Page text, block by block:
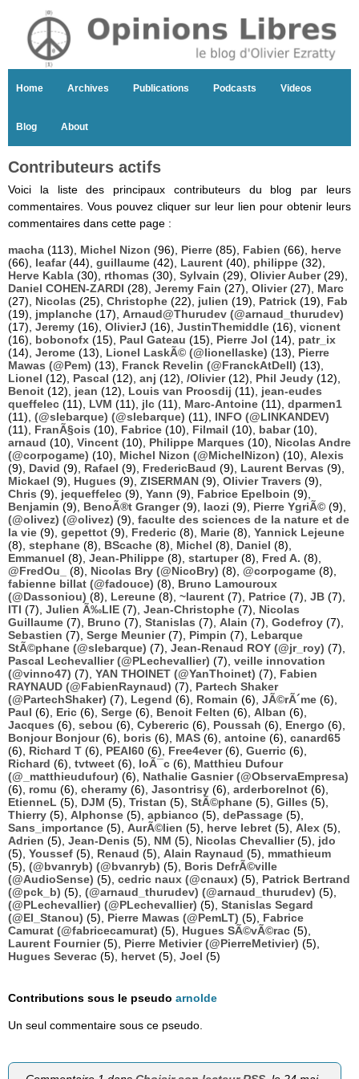
Home Archives Publications Podcasts Videos
Blog About
Contributeurs actifs
Voici la liste des principaux contributeurs du blog par leurs
commentaires. Vous pouvez cliquer sur leur lien pour obtenir leurs
commentaires dans cette page :
macha (113), Michel Nizon (96), Pierre (85), Fabien (66), herve
(66), leafar(44), guillaume (42), Laurent (40), philippe (32),
Herve Kabla (30), rthomas (30), Sylvain (29), Olivier Auber(29),
Daniel COHEN-ZARDI (28), Jeremy Fain (27), Olivier(27), Marc
(27), Nicolas (25), Christophe (22), julien (19), Patrick (19), Fab
(19), jmplanche (17), Arnaud@Thurudev (@arnaud_thurudev)
(17), Jeremy (16), OlivierJ (16), JustinThemiddle (16), vicnent
(16), bobonofx (15), Paul Gateau (15), Pierre Jol (14), patr_ix
(14), Jerome (13), Lionel LaskÃ© (@lionellaske) (13), Pierre
Mawas (@Pem) (13), Franck Revelin (@FranckAtDell) (13),
Lionel (12), Pascal (12), anj (12), /Olivier(12), Phil Jeudy (12),
Benoit (12), jean (12), Louis van Proosdij (11), jean-eudes
queffelec (11), LVM (11), jlc (11), Marc-Antoine (11), dparmen1
(11), (@slebarque) (@slebarque) (11), INFO (@LINKANDEV)
(11), FranÃ§ois (10), Fabrice (10), Filmail (10), babar(10),
arnaud (10), Vincent (10), Philippe Marques (10), Nicolas Andre
(@corpogame) (10), Michel Nizon (@MichelNizon) (10), Alexis
(9), David (9), Rafael (9), FredericBaud (9), Laurent Bervas (9),
Mickael (9), Hugues (9), ZISERMAN (9), Olivier Travers (9),
Chris (9), jequeffelec (9), Yann (9), Fabrice Epelboin (9),
Benjamin (9), BenoÃ®t Granger(9), laozi (9), Pierre YgriÃ© (9),
(@olivez) (@olivez) (9), faculte des sciences de la nature et de
la vie (9), gepettot (9), Frederic (8), Marie (8), Yannick Lejeune
(8), stephane (8), BScache (8), Michel (8), Daniel (8),
Emmanuel (8), Jean-Philippe (8), startuper(8), Fred A. (8),
@FredOu_
(8), Nicolas Bry (@NicoBry) (8), @corpogame (8),
fabienne billat (@fadouce) (8), Bruno Lamouroux
(@Dassoniou) (8), Lereune (8), ~laurent (7), Patrice (7), JB (7),
ITI (7), Julien Ã‰LIE (7), Jean-Christophe (7), Nicolas
Guillaume (7), Bruno (7), Stanislas (7), Alain (7), Godefroy (7),
Sebastien (7), Serge Meunier(7), Pimpin (7), Lebarque
StÃ©phane (@slebarque) (7), Jean-Renaud ROY (@jr_roy) (7),
Pascal Lechevallier (@PLechevallier) (7), veille innovation
(@vinno47) (7), YAN THOINET (@YanThoinet) (7), Fabien
RAYNAUD (@FabienRaynaud) (7), Partech Shaker
(@PartechShaker) (7), Legend (6), Romain (6), JÃ©rÃ´me (6),
Paul (6), Eric (6), Serge (6), Benoit Felten (6), Alban (6),
Jacques (6), sebou (6), Cybereric (6), Poussah (6), Energo (6),
Bonjour Bonjour(6), boris (6), MAS (6), antoine (6), canard65
(6), Richard T (6), PEAI60 (6), Free4ever(6), Guerric (6),
Richard (6), tvtweet (6), loÃ¯c (6), Matthieu Dufour
(@_matthieudufour) (6), Nathalie Gasnier (@ObservaEmpresa)
(6), romu (6), cheramy (6), Jasontrisy (6), arderborelnot (6),
EtienneL (5), DJM (5), Tristan (5), StÃ©phane (5), Gilles (5),
Thierry (5), Alphonse (5), apbianco (5), dePassage (5),
Sans_importance (5), AurÃ©lien (5), herve lebret (5), Alex (5),
Adrien (5), Jean-Denis (5), NM (5), Nicolas Chevallier(5), jdo
(5), Youssef (5), Renaud (5), Alain Raynaud (5), mmathieum
(5), (@bvanryb) (@bvanryb) (5), Boris DefrÃ©ville
(@AudioSense) (5), cedric naux (@cnaux) (5), Patrick Bertrand
(@pck_b) (5), (@arnaud_thurudev) (@arnaud_thurudev) (5),
(@PLechevallier) (@PLechevallier) (5), Stanislas Segard
(@El_Stanou) (5), Pierre Mawas (@PemLT) (5), Fabrice
Camurat (@fabricecamurat) (5), Hugues SÃ©vÃ©rac (5),
Laurent Fournier(5), Pierre Metivier (@PierreMetivier) (5),
Hugues Severac (5), hervet (5), Joel (5)
Contributions sous le pseudo arnolde
Un seul commentaire sous ce pseudo.